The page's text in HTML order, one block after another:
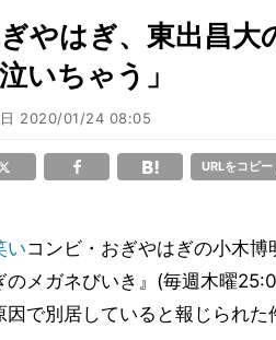
やはぎ、東出昌
泣いちゃう」
2020/01/24 08:05
URLをコピー
いコンビ・おぎやはぎの小木
のメガネびいき』(毎週木曜
因で別居していると報じられた